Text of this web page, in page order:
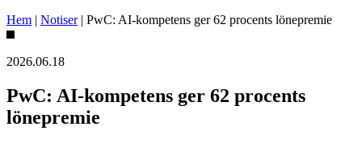
Hem | Notiser| PwC: AI-kompetens ger 62 procents lönepremie
2026.06.18
PwC: AI-kompetens ger 62 procents
lönepremie